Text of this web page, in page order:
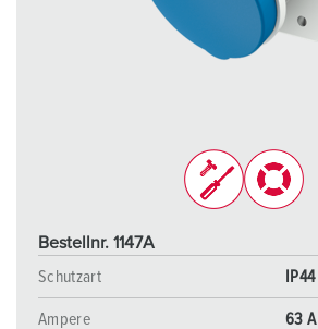
Bestellnr. 1147A
Schutzart
IP44
Ampere 63 A